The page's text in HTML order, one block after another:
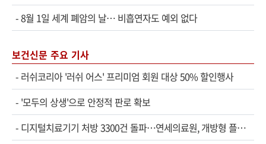
-8월 1일 세계 폐암의 날… 비흡연자도 예외 없다
보건신문 주요 기사
- 러쉬코리아 '러쉬 어스' 프리미엄 회원 대상 50% 할인행사
- '모두의 상생'으로 안정적 판로 확보
- 디지털치료기기 처방 3300건 돌파…연세의료원, 개방형 플랫폼 성과 공개